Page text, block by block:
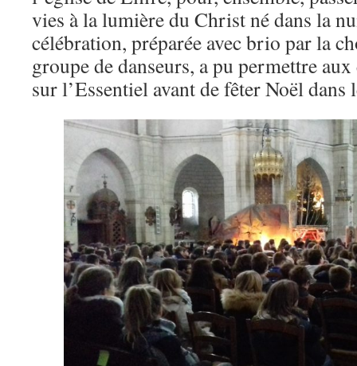
vies à la lumière du Christ né dans la
célébration, préparée avec brio par la
groupe de danseurs, a pu permettre
sur l’Essentiel avant de fêter Noël